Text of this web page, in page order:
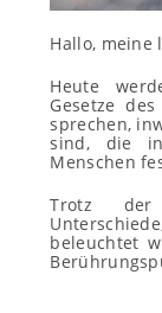
Hallo, meine
Heute
Gesetze
sprechen,
sind, die
Menschen
Trotz der
beleuchtet